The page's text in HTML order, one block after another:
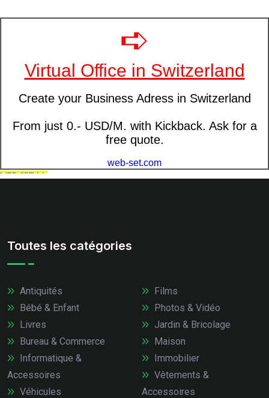
Toutes les catégories
Antiquités
Bébé & Enfant
Livres
Bureau & Commerce
Informatique &
Accessoires
Véhicules
Films
Photos & Vidéo
Jardin & Bricolage
Maison
Immobilier
Vêtements &
Accessoires